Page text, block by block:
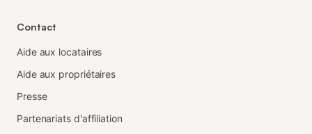
Contact
Aide aux locataires
Aide aux propriétaires
Presse
Partenariats d'affiliation